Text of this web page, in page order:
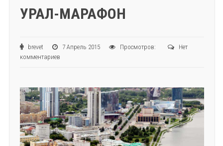
УРАЛ-МАРАФОН
brevet 7 Апрель 2015 Просмотров:
Нет
комментариев